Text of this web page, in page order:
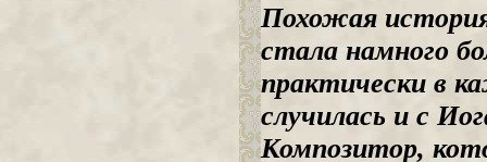
Похожая
стала намного
практически в
случилась и с
Композитор,